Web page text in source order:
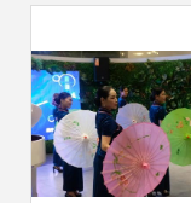
討會